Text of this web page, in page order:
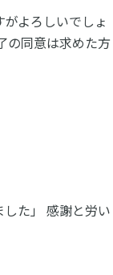
よろしいでしょ
の同意は求めた方
した」 感謝と労い